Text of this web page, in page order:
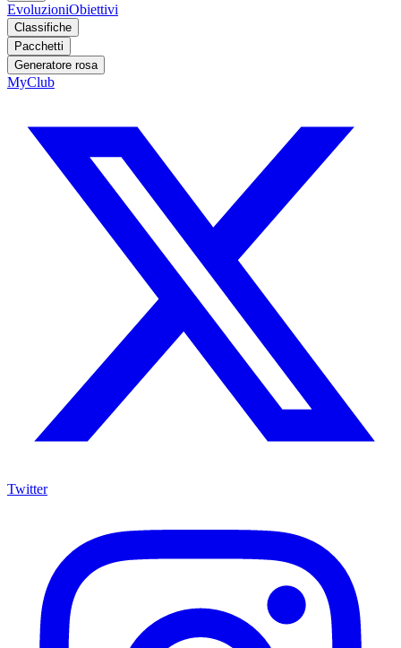
EvoluzioniObiettivi
Classifiche
Pacchetti
Generatore rosa
MyClub
Twitter